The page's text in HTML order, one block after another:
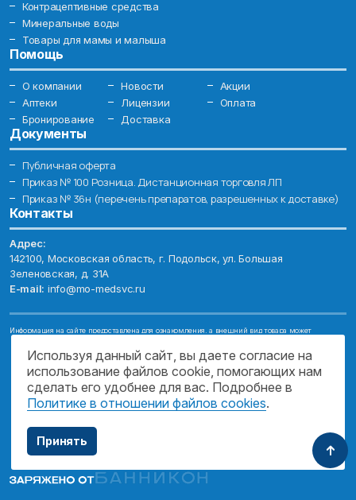
Контрацептивные средства
Минеральные воды
Товары для мамы и малыша
Помощь
О компании Новости
Акции
Аптеки
Лицензии
Оплата
Бронирование
Доставка
Документы
Публичная оферта
Приказ № 100 Розница. Дистанционная торговля ЛП
Приказ № 36н (перечень препаратов, разрешенных к доставке)
Контакты
Адрес:
142100, Московская область, г. Подольск, ул. Большая
Зеленовская, д. 31А
E-mail: info@mo-medsvc.ru
Информация на сайте предоставлена для ознакомления, а внешний вид товара может
Имеются противопоказания, проконсультируйтесь со специалистом!
© 2026. ГОСУДАРСТВЕННОЕ БЮДЖЕТНОЕ УЧРЕЖДЕНИЕ МОСКОВСКОЙ
ОБЛАСТИ "МОСОБЛМЕДСЕРВИС"
ПОДДЕРЖКА САЙТА
Используя данный сайт, вы даете согласие на
использование файлов cookie, помогающих нам
сделать его удобнее для вас. Подробнее в
Политике в отношении файлов cookies.
Принять